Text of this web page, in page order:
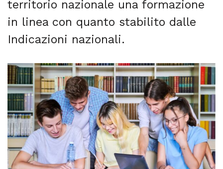
territorio nazionale una formazione
in linea con quanto stabilito dalle
Indicazioni nazionali.